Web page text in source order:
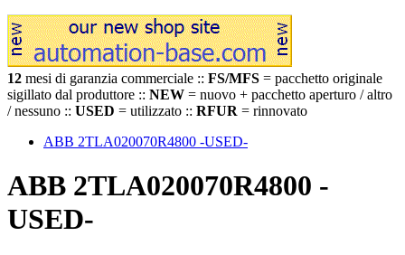
12 mesi di garanzia commerciale :: FS/MFS = pacchetto originale
sigillato dal produttore :: NEW = nuovo + pacchetto aperturo / altro
/ nessuno :: USED = utilizzato :: RFUR = rinnovato
ABB 2TLA020070R4800 -USED-
ABB 2TLA020070R4800 -
USED-